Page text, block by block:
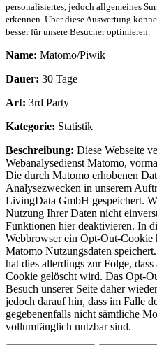
personalisiertes, jedoch allgemeines
erkennen. Über diese Auswertung
besser für unsere Besucher optimieren.
Name: Matomo/Piwik
Dauer: 30 Tage
Art: 3rd Party
Kategorie: Statistik
Beschreibung: Diese Webseite
Webanalysedienst Matomo,
Die durch Matomo erhobenen
Analysezwecken in unserem
LivingData GmbH gespeichert.
Nutzung Ihrer Daten nicht
Funktionen hier deaktivieren. In
Webbrowser ein Opt-Out-Cookie
Matomo Nutzungsdaten
hat dies allerdings zur Folge,
Cookie gelöscht wird. Das Opt-
Besuch unserer Seite daher
jedoch darauf hin, dass im Falle
gegebenenfalls nicht sämtliche
vollumfänglich nutzbar sind.